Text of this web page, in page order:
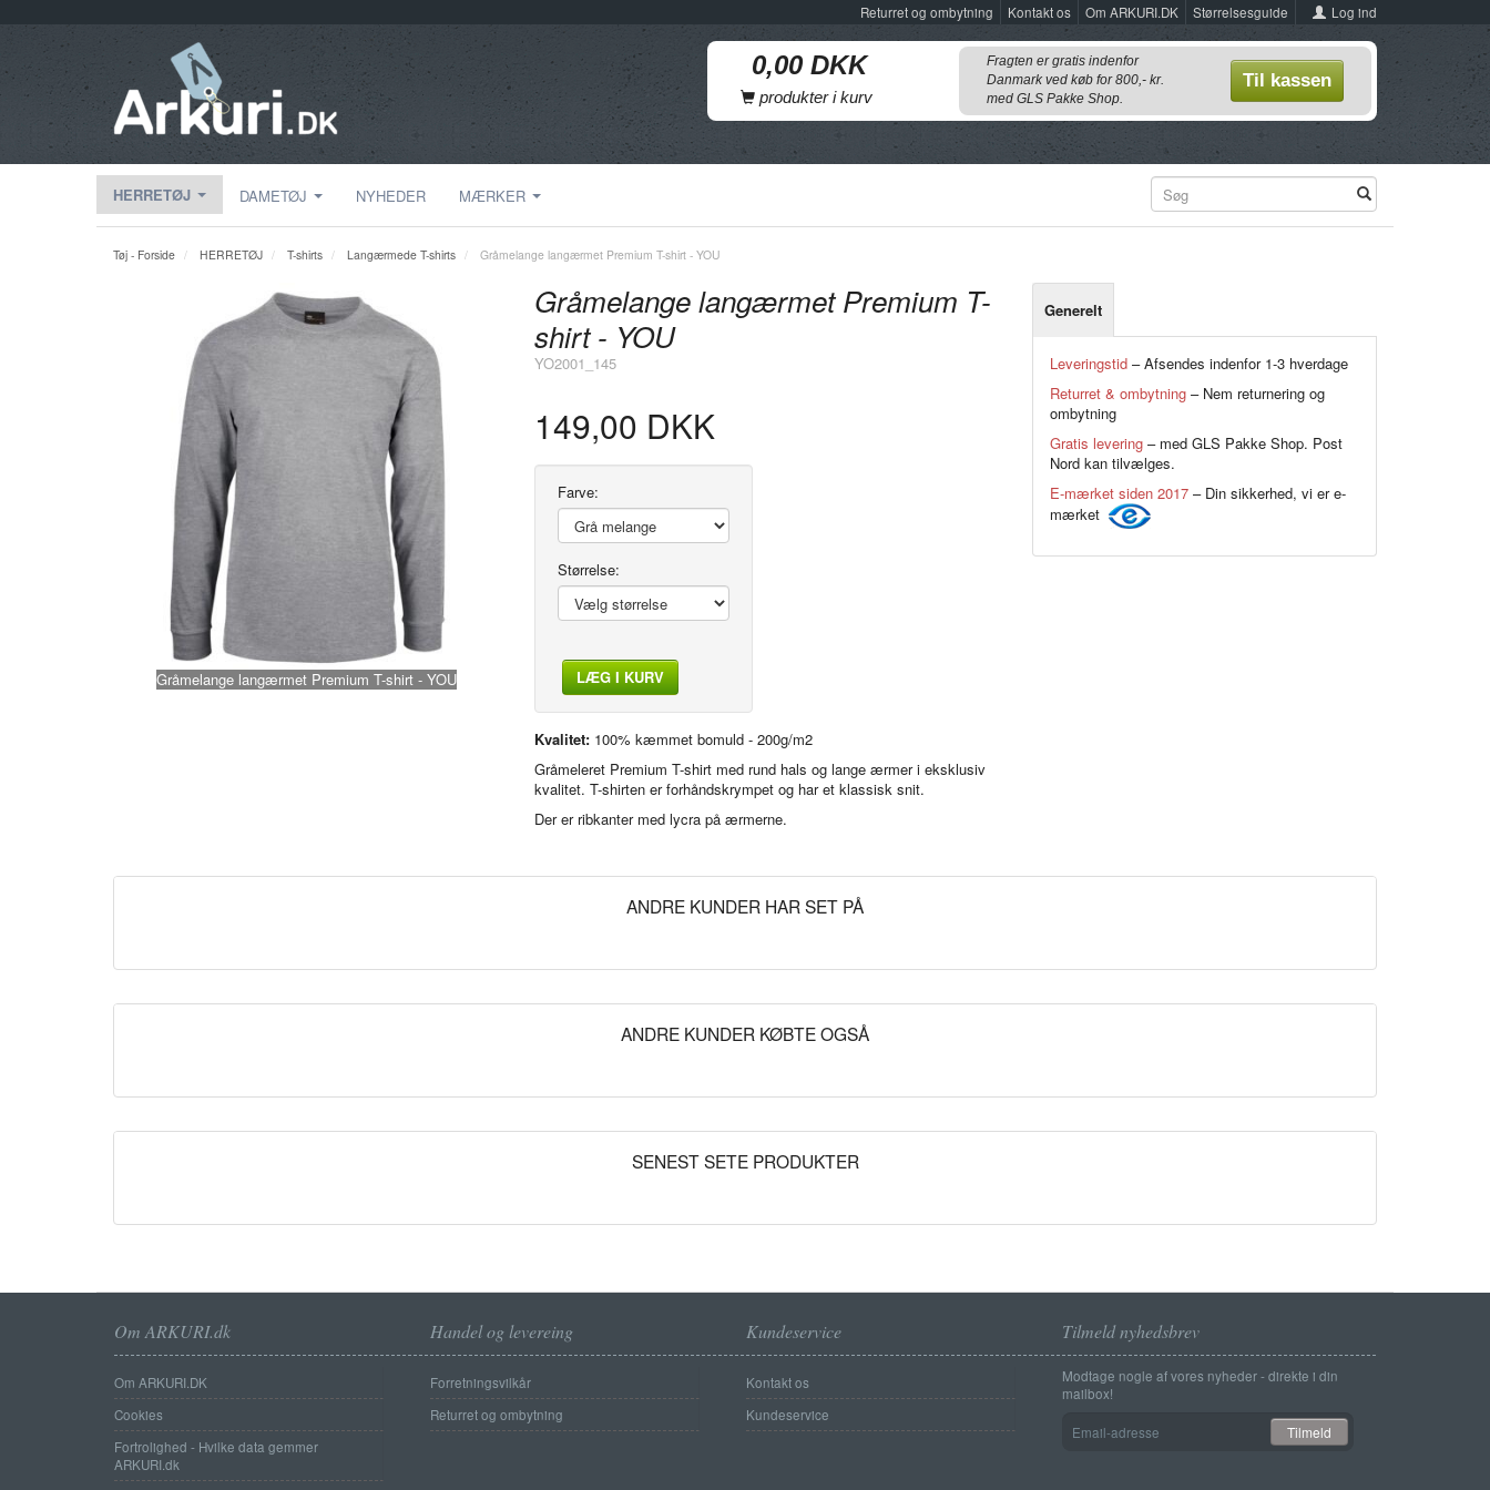
Log ind
Størrelsesguide
Om ARKURI.DK
Kontakt os
Returret og ombytning
produkter i kurv
Fragten er gratis indenfor
Danmark ved køb for 800,- kr.
med GLS Pakke Shop.
Til kassen
HERRETØJ DAMETØJ NYHEDER MÆRKER
Tøj - Forside HERRETØJ T-shirts Langærmede T-shirts Gråmelange langærmet Premium T-shirt - YOU
Gråmelange langærmet Premium T-shirt - YOU
Gråmelange langærmet Premium T-
shirt - YOU
YO2001_145
149,00 DKK
Farve:
Størrelse:
LÆG I KURV
Kvalitet: 100% kæmmet bomuld - 200g/m2
Gråmeleret Premium T-shirt med rund hals og lange ærmer i eksklusiv
kvalitet. T-shirten er forhåndskrympet og har et klassisk snit.
Der er ribkanter med lycra på ærmerne.
Generelt
Leveringstid– Afsendes indenfor 1-3 hverdage
Returret & ombytning– Nem returnering og
ombytning
Gratis levering– med GLS Pakke Shop. Post
Nord kan tilvælges.
E-mærket siden 2017– Din sikkerhed, vi er e-
mærket
ANDRE KUNDER HAR SET PÅ
ANDRE KUNDER KØBTE OGSÅ
SENEST SETE PRODUKTER
Om ARKURI.dk
Om ARKURI.DK
Cookies
Fortrolighed - Hvilke data gemmer
ARKURI.dk
Handel og levereing
Forretningsvilkår
Returret og ombytning
Kundeservice
Kontakt os
Kundeservice
Tilmeld nyhedsbrev
Modtage nogle af vores nyheder - direkte i din
mailbox!
adresse
Tilmeld